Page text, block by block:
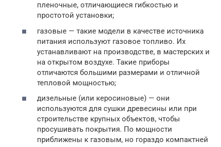
пленочные, отличающиеся гибкостью и
простотой установки;
газовые — такие модели в качестве источника
питания используют газовое топливо. Их
устанавливают на производстве, в мастерских и
на открытом воздухе. Такие приборы
отличаются большими размерами и отличной
тепловой мощностью;
дизельные (или керосиновые) — они
используются для сушки древесины или при
строительстве крупных объектов, чтобы
просушивать покрытия. По мощности
приближены к газовым, но гораздо компактней